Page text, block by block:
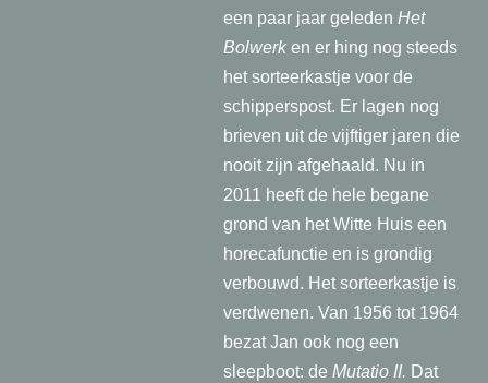
een paar jaar geleden Het
Bolwerken er hing nog steeds
het sorteerkastje voor de
schipperspost. Er lagen nog
brieven uit de vijftiger jaren die
nooit zijn afgehaald. Nu in
2011 heeft de hele begane
grond van het Witte Huis een
horecafunctie en is grondig
verbouwd. Het sorteerkastje is
verdwenen. Van 1956 tot 1964
bezat Jan ook nog een
sleepboot: de Mutatio II. Dat